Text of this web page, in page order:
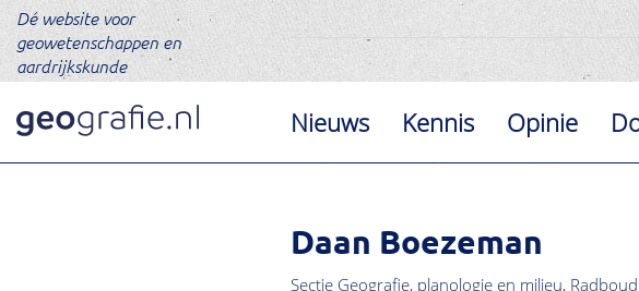
Dé website voor
geowetenschappen en
aardrijkskunde
Nieuws Kennis Opinie
Daan Boezeman
Sectie Geografie, planologie en milieu,